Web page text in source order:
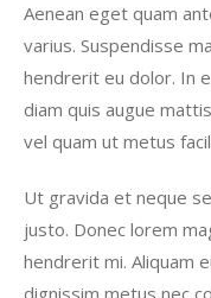
Aenean eget quam
varius. Suspendisse
hendrerit eu dolor. In
diam quis augue
vel quam ut metus
Ut gravida et neque
justo. Donec lorem
hendrerit mi. Aliquam
dignissim metus nec